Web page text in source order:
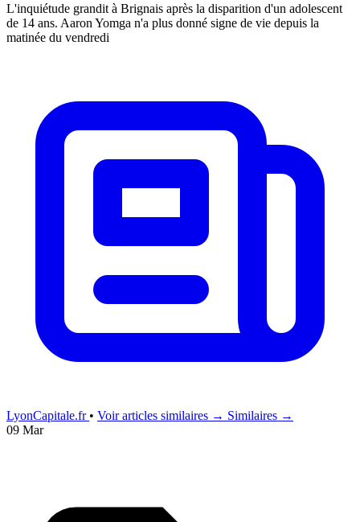
L'inquiétude grandit à Brignais après la disparition d'un adolescent
de 14 ans. Aaron Yomga n'a plus donné signe de vie depuis la
matinée du vendredi
LyonCapitale.fr • Voir articles similaires → Similaires →
09 Mar